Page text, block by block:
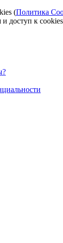
(Политика
доступ к